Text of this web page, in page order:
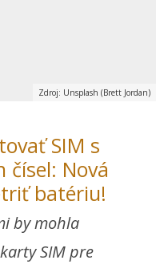
Zdroj: Unsplash (Brett Jordan)
SIM s
čísel: Nová
batériu!
by mohla
SIM pre